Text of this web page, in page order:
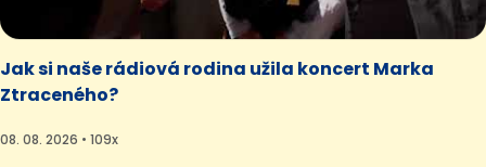
Jak si naše rádiová rodina užila koncert Marka
Ztraceného?
08. 08. 2026 • 109x